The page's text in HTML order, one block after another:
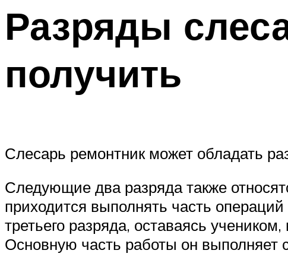
Разряды
получить
Слесарь ремонтник может обладать
Следующие два разряда также
приходится выполнять часть
третьего разряда, оставаясь
Основную часть работы он выполняет